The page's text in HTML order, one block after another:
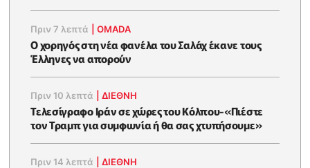
Πριν 7 λεπτά |OMADA
Ο χορηγός στη νέα φανέλα του Σαλάχ έκανε τους
Έλληνες να απορούν
Πριν 10 λεπτά |ΔΙΕΘΝΗ
Τελεσίγραφο Ιράν σε χώρες του Κόλπου-«Πιέστε
τον Τραμπ για συμφωνία ή θα σας χτυπήσουμε»
Πριν 14 λεπτά |ΔΙΕΘΝΗ